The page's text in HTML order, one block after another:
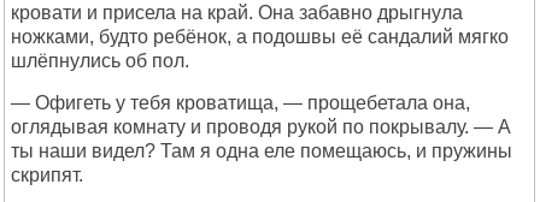
кровати и присела на край. Она забавно дрыгнула
ножками, будто ребёнок, а подошвы её сандалий мягко
шлёпнулись об пол.
— Офигеть у тебя кроватища, — прощебетала она,
оглядывая комнату и проводя рукой по покрывалу. — А
ты наши видел? Там я одна еле помещаюсь, и пружины
скрипят.